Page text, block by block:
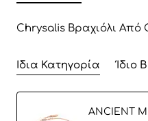
Chrysalis Βραχιόλι Από
Ίδια Κατηγορία Ίδιο